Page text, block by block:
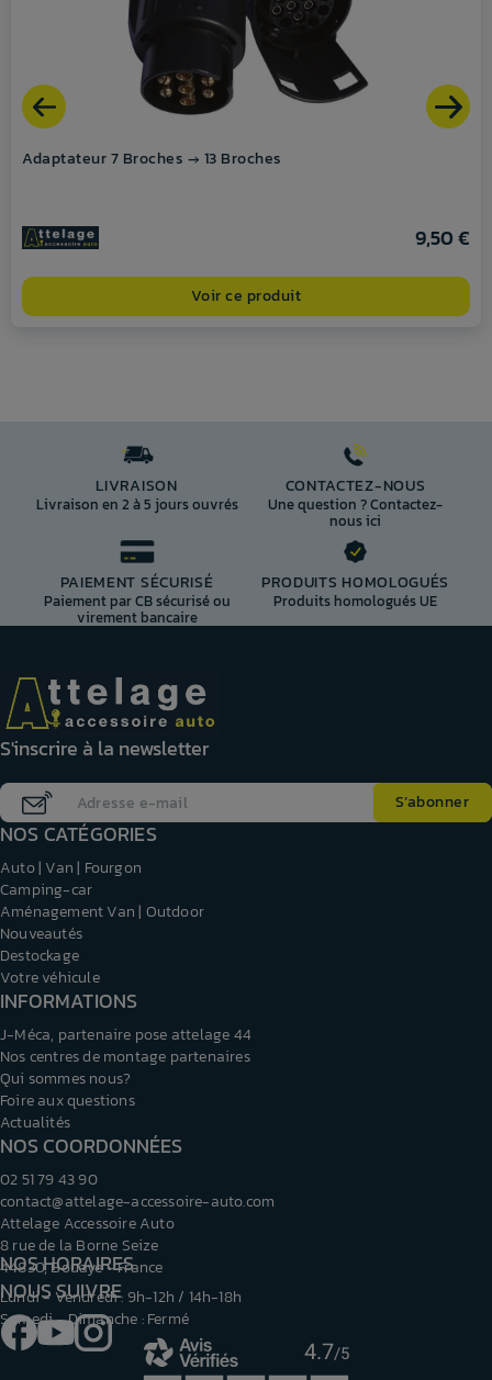
Adaptateur 7 Broches → 13 Broches
9,50 €
Voir ce produit
LIVRAISON
Livraison en 2 à 5 jours ouvrés
CONTACTEZ-NOUS
Une question ? Contactez-
nous ici
PAIEMENT SÉCURISÉ
Paiement par CB sécurisé ou
virement bancaire
PRODUITS HOMOLOGUÉS
Produits homologués UE
NOS CATÉGORIES
Auto | Van | Fourgon
Camping-car
Aménagement Van | Outdoor
Nouveautés
Destockage
Votre véhicule
INFORMATIONS
J-Méca, partenaire pose attelage 44
Nos centres de montage partenaires
Qui sommes nous?
Foire aux questions
Actualités
NOS COORDONNÉES
02 51 79 43 90
contact@attelage-accessoire-auto.com
Attelage Accessoire Auto
8 rue de la Borne Seize
44830, Bouaye - France
S'inscrire à la newsletter
NOUS SUIVRE
FacebookYouTubeInstagram
NOS HORAIRES
Lundi - Vendredi : 9h-12h / 14h-18h
Samedi - Dimanche : Fermé
4.7/5